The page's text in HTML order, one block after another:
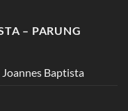
– PARUNG
Baptista